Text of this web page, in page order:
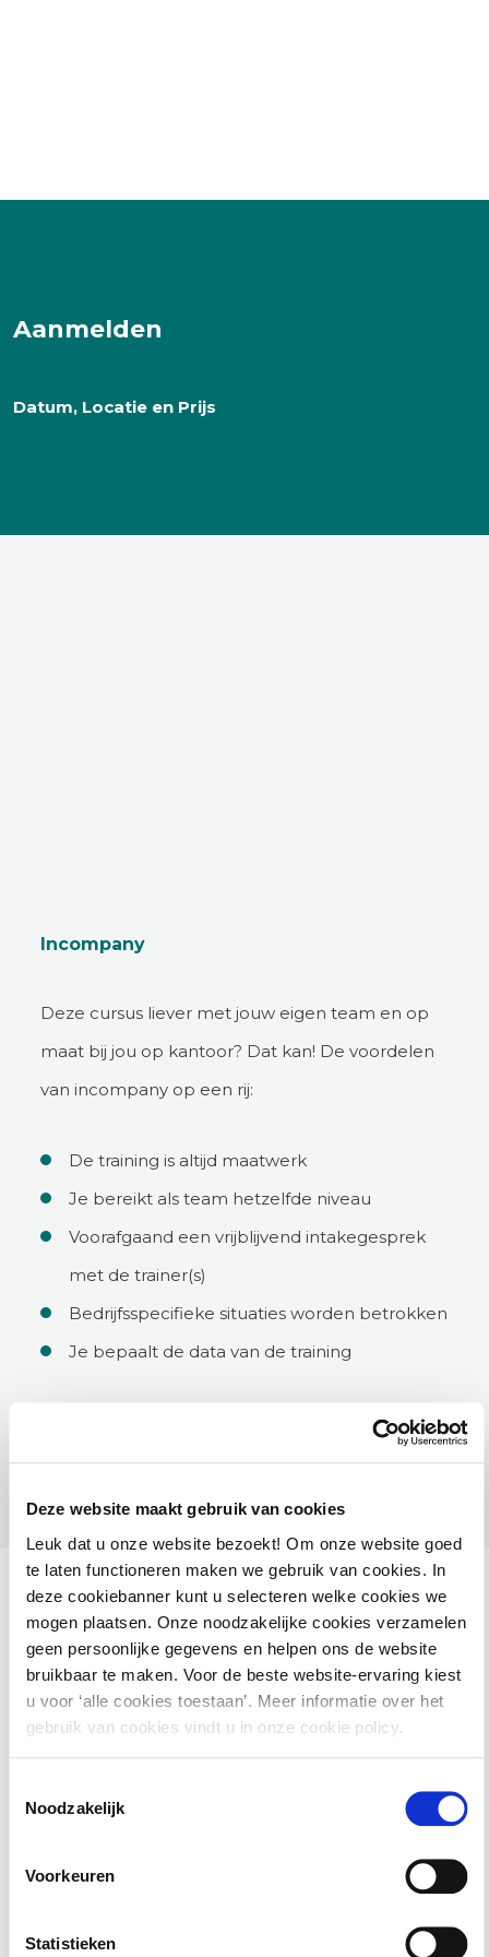
Deze website maakt gebruik van cookies
Leuk dat u onze website bezoekt! Om onze website goed
te laten functioneren maken we gebruik van cookies. In
deze cookiebanner kunt u selecteren welke cookies we
mogen plaatsen. Onze noodzakelijke cookies verzamelen
geen persoonlijke gegevens en helpen ons de website
bruikbaar te maken. Voor de beste website-ervaring kiest
u voor ‘alle cookies toestaan’. Meer informatie over het
gebruik van cookies vindt u in onze cookie policy.
Noodzakelijk
Voorkeuren
Statistieken
Aanmelden
Datum, Locatie en Prijs
Incompany
Deze cursus liever met jouw eigen team en op
maat bij jou op kantoor? Dat kan! De voordelen
van incompany op een rij:
De training is altijd maatwerk
Je bereikt als team hetzelfde niveau
Voorafgaand een vrijblijvend intakegesprek
met de trainer(s)
Bedrijfsspecifieke situaties worden betrokken
Je bepaalt de data van de training
Ook interessant voor jou
HAMIL voor gemeenten – Handhaving Milieu
Basiscursus Omgevingswet: inhoud en